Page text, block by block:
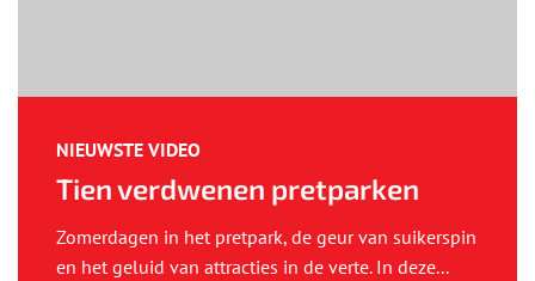
NIEUWSTE VIDEO
Tien verdwenen pretparken
Zomerdagen in het pretpark, de geur van suikerspin
en het geluid van attracties in de verte. In deze...